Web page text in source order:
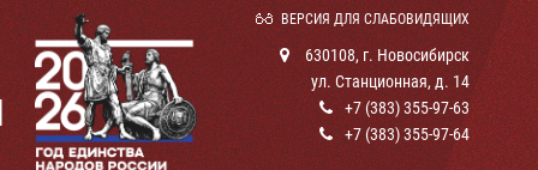
ВЕРСИЯ ДЛЯ СЛАБОВИДЯЩИХ
630108, г. Новосибирск
ул. Станционная, д. 14
+7 (383) 355-97-63
+7 (383) 355-97-64